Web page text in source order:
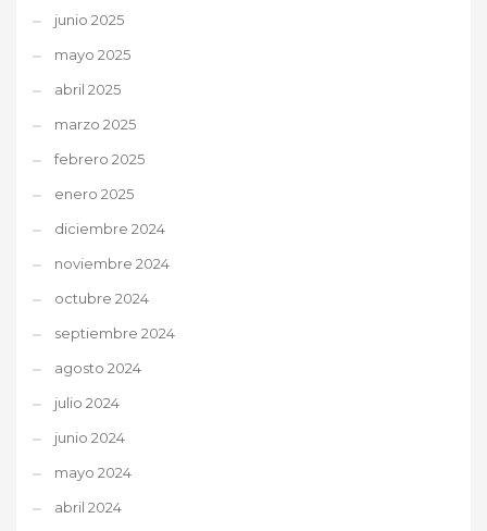
junio 2025
mayo 2025
abril 2025
marzo 2025
febrero 2025
enero 2025
diciembre 2024
noviembre 2024
octubre 2024
septiembre 2024
agosto 2024
julio 2024
junio 2024
mayo 2024
abril 2024